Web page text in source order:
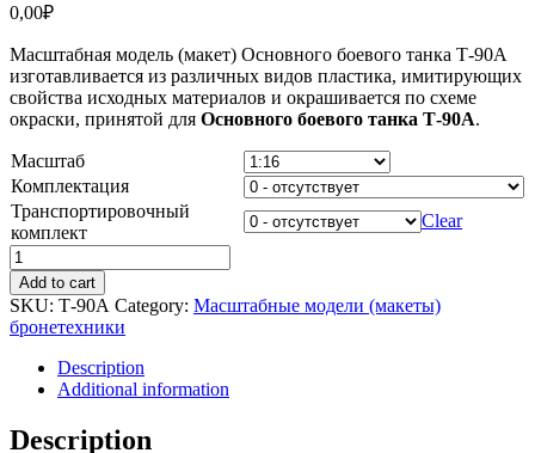
0,00₽
Масштабная модель (макет) Основного боевого танка Т-90А
изготавливается из различных видов пластика, имитирующих
свойства исходных материалов и окрашивается по схеме
окраски, принятой для Основного боевого танка Т-90А.
Масштаб
Комплектация
Транспортировочный
комплект
Clear
Масштабная
модель
(макет)
Основного
боевого
танка
Т-90А
quantity
Add to cart
SKU: Т-90А Category: Масштабные модели (макеты)
бронетехники
Description
Additional information
Description